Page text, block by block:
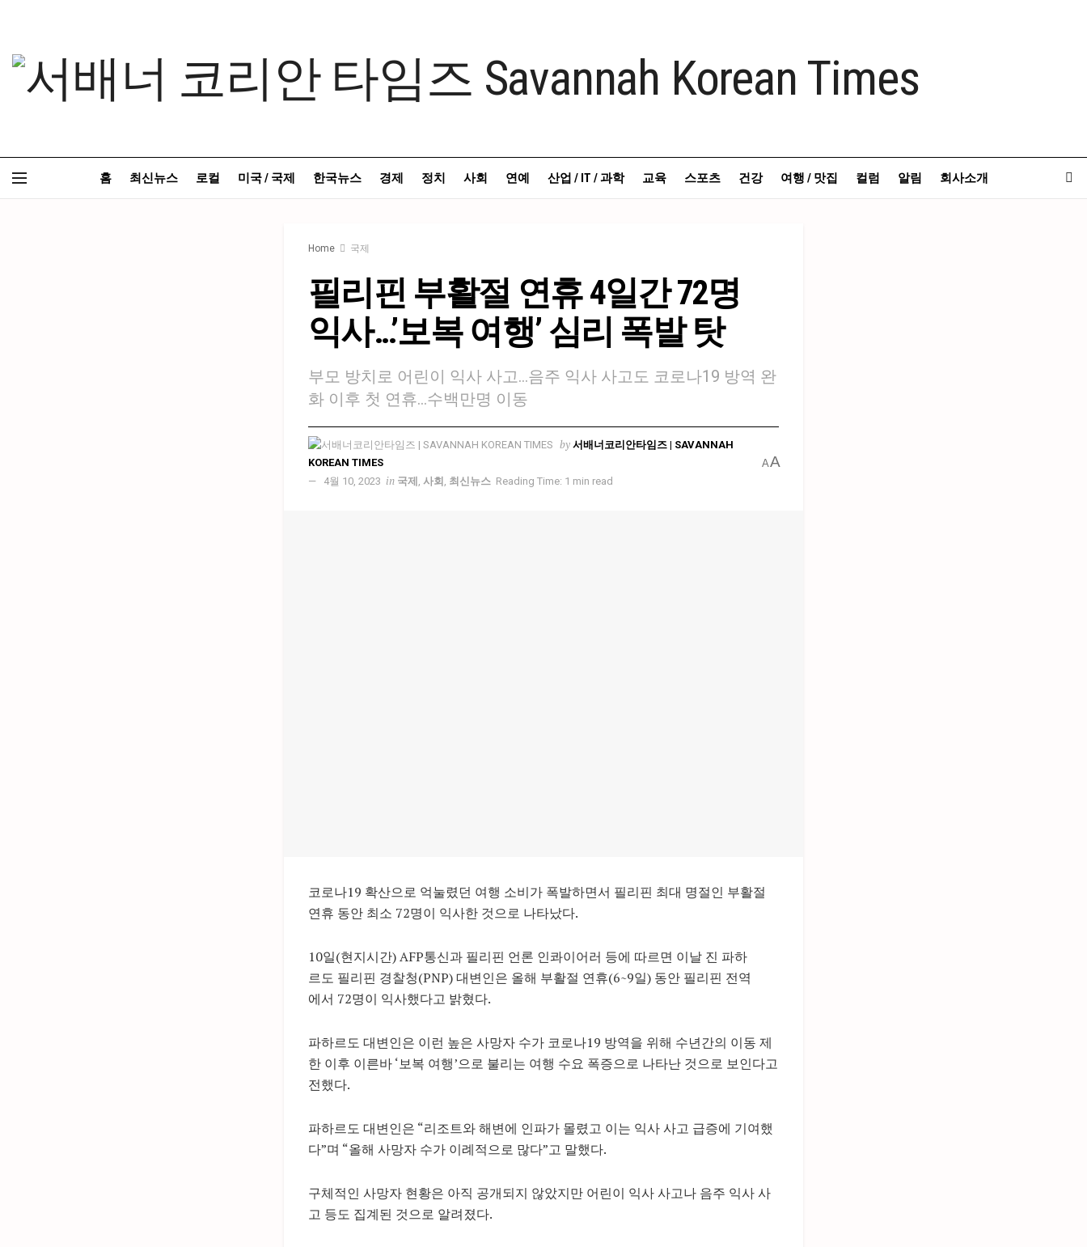
홈 최신뉴스 로컬 미국 / 국제 한국뉴스 경제 정치 사회 연예 산업 / IT / 과학 교육 스포츠 건강 여행 / 맛집 컬럼 알림 회사소개
Home 국제
필리핀 부활절 연휴 4일간 72명
익사…’보복 여행’ 심리 폭발 탓
부모 방치로 어린이 익사 사고…음주 익사 사고도 코로나19 방역 완
화 이후 첫 연휴…수백만명 이동
by 서배너코리안타임즈 | SAVANNAH
KOREAN TIMES
4월 10, 2023 in 국제 , 사회 , 최신뉴스 Reading Time: 1 min read
AA
코로나19 확산으로 억눌렸던 여행 소비가 폭발하면서 필리핀 최대 명절인 부활절
연휴 동안 최소 72명이 익사한 것으로 나타났다.
10일(현지시간) AFP통신과 필리핀 언론 인콰이어러 등에 따르면 이날 진 파하
르도 필리핀 경찰청(PNP) 대변인은 올해 부활절 연휴(6~9일) 동안 필리핀 전역
에서 72명이 익사했다고 밝혔다.
파하르도 대변인은 이런 높은 사망자 수가 코로나19 방역을 위해 수년간의 이동 제
한 이후 이른바 ‘보복 여행’으로 불리는 여행 수요 폭증으로 나타난 것으로 보인다고
전했다.
파하르도 대변인은 “리조트와 해변에 인파가 몰렸고 이는 익사 사고 급증에 기여했
다”며 “올해 사망자 수가 이례적으로 많다”고 말했다.
구체적인 사망자 현황은 아직 공개되지 않았지만 어린이 익사 사고나 음주 익사 사
고 등도 집계된 것으로 알려졌다.